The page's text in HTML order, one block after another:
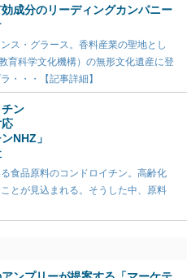
成分のリーディングカンパニー
ス・グラース。香料産業の聖地とし
育科学文化機構）の無形文化遺産に登
・・・【記事詳細】
ン
NHZ」
食品原料のコンドロイチン。高齢化
とが見込まれる。そうした中、原料